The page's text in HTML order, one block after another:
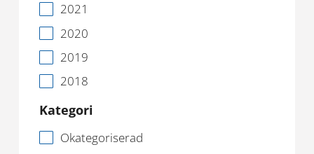
2021
2020
2019
2018
Kategori
Okategoriserad